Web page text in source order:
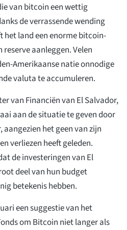
van bitcoin een wettig
de verrassende wending
het land een enorme bitcoin-
aanleggen. Velen
Amerikaanse natie onnodige
valuta te accumuleren.
van Financiën van El Salvador,
aan de situatie te geven door
het geen van zijn
verliezen heeft geleden.
de investeringen van El
deel van hun budget
betekenis hebben.
een suggestie van het
om Bitcoin niet langer als